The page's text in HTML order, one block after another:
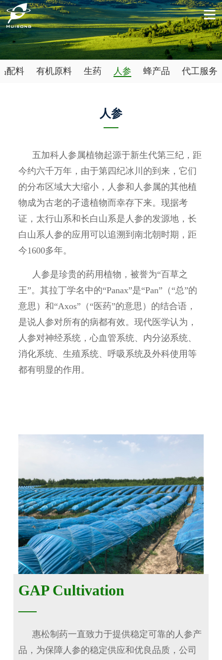
配料 有机原料 生药 人参 蜂产品 代工服务
人参
五加科人参属植物起源于新生代第三纪，距
今约六千万年，由于第四纪冰川的到来，它们
的分布区域大大缩小，人参和人参属的其他植
物成为古老的孑遗植物而幸存下来。现据考
证，太行山系和长白山系是人参的发源地，长
白山系人参的应用可以追溯到南北朝时期，距
今1600多年。
人参是珍贵的药用植物，被誉为“百草之
王”。其拉丁学名中的“Panax”是“Pan” （“总”的
意思）和“Axos” （“医药”的意思）的结合语，
是说人参对所有的病都有效。现代医学认为，
人参对神经系统，心血管系统、内分泌系统、
消化系统、生殖系统、呼吸系统及外科使用等
都有明显的作用。
GAP Cultivation
惠松制药一直致力于提供稳定可靠的人参产
品，为保障人参的稳定供应和优良品质，公司